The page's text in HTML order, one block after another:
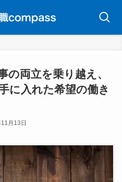
の両立を乗り越え、
に入れた希望の働き
月13日